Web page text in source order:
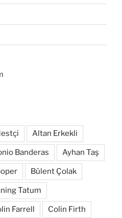
Altan Erkekli
Banderas Ayhan Taş
Bülent Çolak
Tatum
Farrell Colin Firth